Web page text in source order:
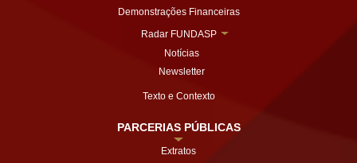
Demonstrações Financeiras
Radar FUNDASP
Notícias
Newsletter
Texto e Contexto
PARCERIAS PÚBLICAS
Extratos